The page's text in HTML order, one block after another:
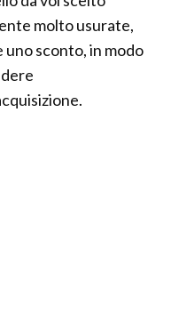
molto usurate,
sconto, in modo